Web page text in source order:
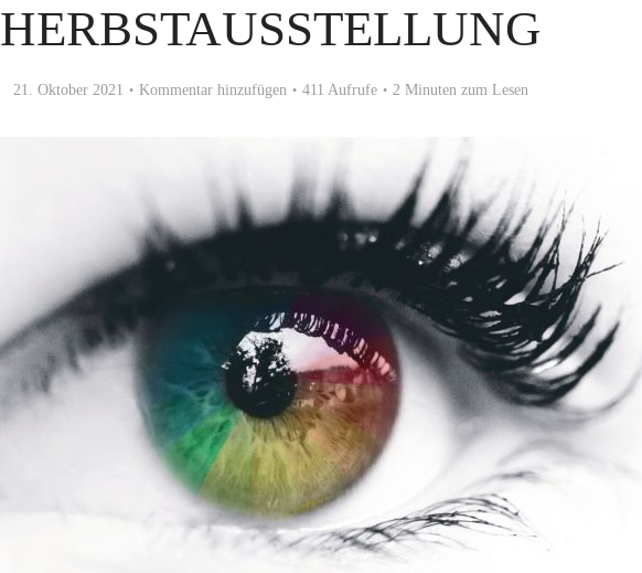
HERBSTAUSSTELLUNG
21. Oktober 2021 Kommentar hinzufügen 411 Aufrufe 2 Minuten zum Lesen